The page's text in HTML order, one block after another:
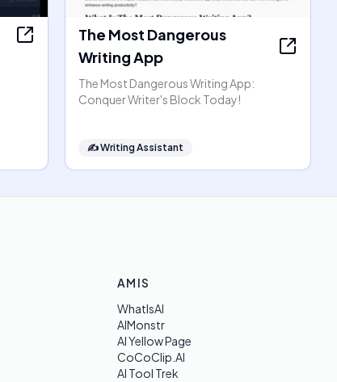
The Most Dangerous
Writing App
The Most Dangerous Writing App:
Conquer Writer's Block Today!
✍️Writing Assistant
AMIS
WhatIsAI
AIMonstr
AI Yellow Page
CoCoClip.AI
AI Tool Trek